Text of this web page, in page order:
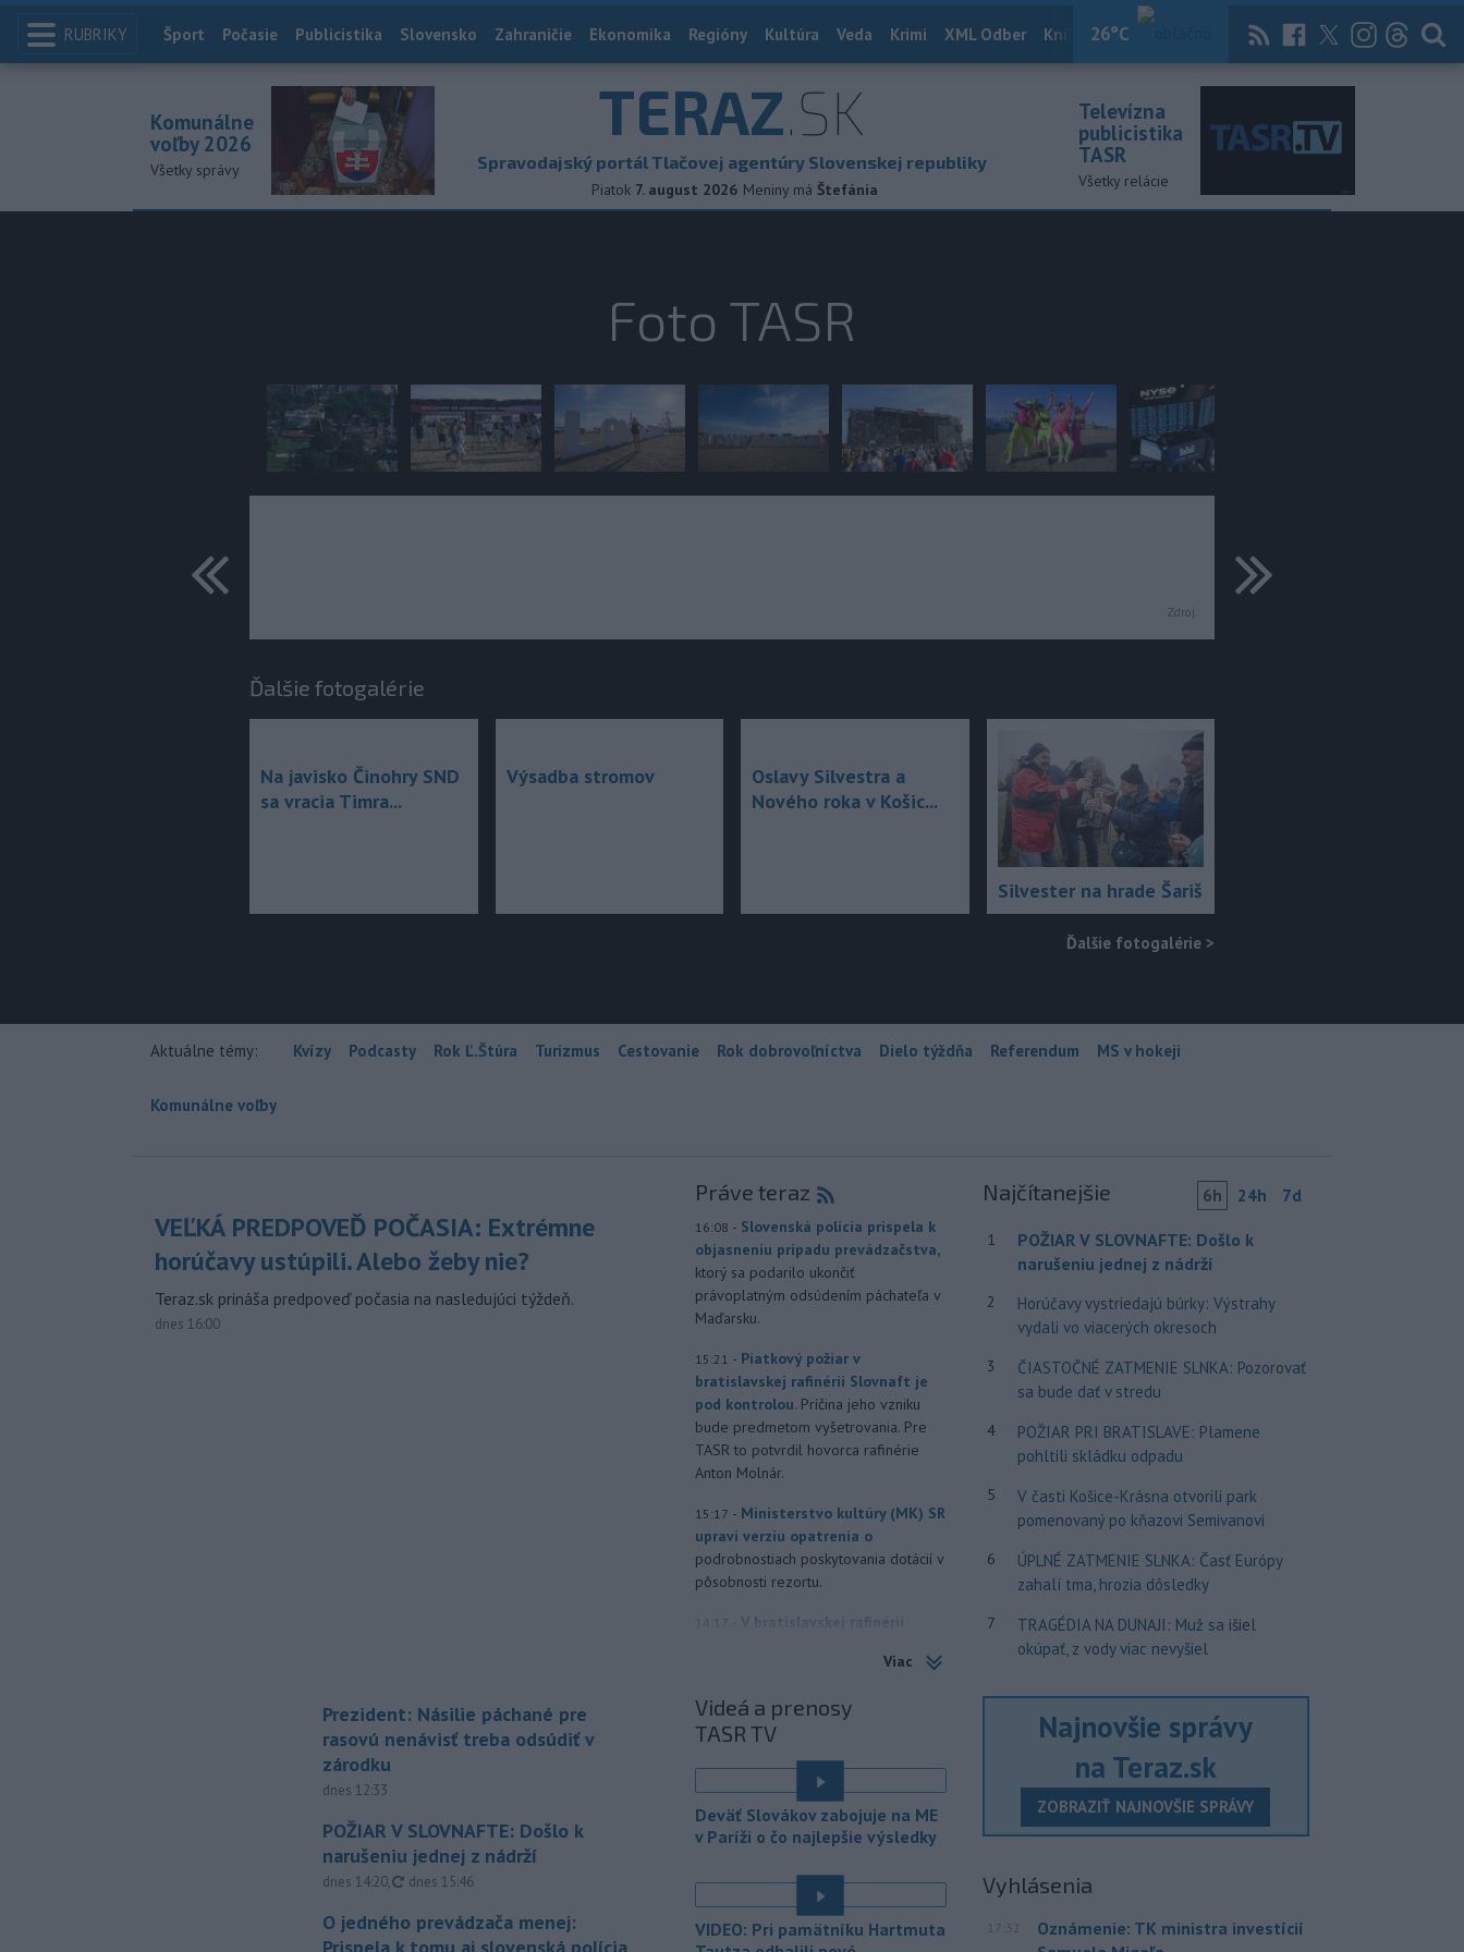
RUBRIKY 26°C
Index
Šport Počasie Publicistika Slovensko Zahraničie Ekonomika Regióny Kultúra Veda Krimi XML Odber Knihy Útulkovo Magazín News Now Archív
TERAZ.SK
Spravodajský portál Tlačovej agentúry Slovenskej republiky
Piatok 7. august 2026 Meniny má Štefánia
Komunálne
voľby 2026
Všetky správy
Televízna
publicistika
TASR
Všetky relácie
Foto TASR
Zdroj:
predchádzajúce ďalšie
Ďalšie fotogalérie
Na javisko Činohry SND
sa vracia Timra...
Výsadba stromov
Oslavy Silvestra a
Nového roka v Košic...
Silvester na hrade Šariš
Ďalšie fotogalérie >
Aktuálne témy: Kvízy Podcasty Rok Ľ.Štúra Turizmus Cestovanie Rok dobrovoľníctva Dielo týždňa Referendum MS v hokeji
Komunálne voľby
VEĽKÁ PREDPOVEĎ POČASIA: Extrémne
horúčavy ustúpili. Alebo žeby nie?
Teraz.sk prináša predpoveď počasia na nasledujúci týždeň.
dnes 16:00
Prezident: Násilie páchané pre
rasovú nenávisť treba odsúdiť v
zárodku
dnes 12:33
POŽIAR V SLOVNAFTE: Došlo k
narušeniu jednej z nádrží
dnes 14:20, aktualizované
dnes 15:46
O jedného prevádzača menej:
Práve teraz
16:08 - Slovenská polícia prispela k
objasneniu prípadu prevádzačstva,
ktorý sa podarilo ukončiť
právoplatným odsúdením páchateľa v
Maďarsku.
15:21 - Piatkový požiar v
bratislavskej rafinérii Slovnaft je
pod kontrolou. Príčina jeho vzniku
bude predmetom vyšetrovania. Pre
TASR to potvrdil hovorca rafinérie
Anton Molnár.
15:17 - Ministerstvo kultúry (MK) SR
upraví verziu opatrenia o
podrobnostiach poskytovania dotácií v
pôsobnosti rezortu.
V bratislavskej rafinérii
TASR o tom informovala
nebezpečenstvo.
na festivale môže byť vyššia
úroveň hluku. Je preto dobré držať sa
ďalej od reproduktorov, používať
chrániče sluchu či dodržiavať
12:49 - Podporu kandidatúre
Slovenskej republiky na nestále
Viac
Videá a prenosy
TASR TV
Deväť Slovákov zabojuje na ME
v Paríži o čo najlepšie výsledky
VIDEO: Pri pamätníku Hartmuta
Najčítanejšie 6h 24h 7d
1
POŽIAR V SLOVNAFTE: Došlo k
narušeniu jednej z nádrží
2
Horúčavy vystriedajú búrky: Výstrahy
vydali vo viacerých okresoch
3
ČIASTOČNÉ ZATMENIE SLNKA: Pozorovať
sa bude dať v stredu
4
POŽIAR PRI BRATISLAVE: Plamene
pohltili skládku odpadu
5
V časti Košice-Krásna otvorili park
pomenovaný po kňazovi Semivanovi
6
ÚPLNÉ ZATMENIE SLNKA: Časť Európy
zahalí tma, hrozia dôsledky
7
TRAGÉDIA NA DUNAJI: Muž sa išiel
okúpať, z vody viac nevyšiel
Najnovšie správy
na Teraz.sk
ZOBRAZIŤ NAJNOVŠIE SPRÁVY
Vyhlásenia
17:32
Oznámenie: TK ministra investícií